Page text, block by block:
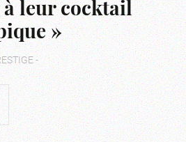
leur cocktail
»
-